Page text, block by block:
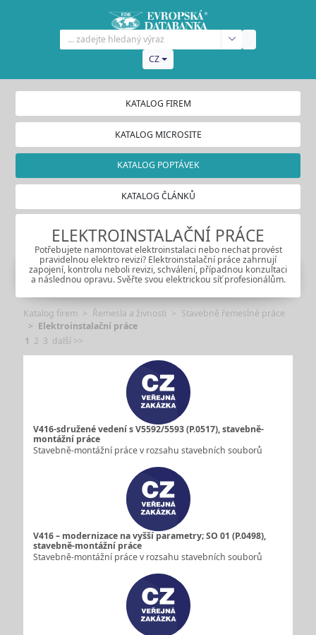
CZ
KATALOG FIREM
KATALOG MICROSITE
KATALOG POPTÁVEK
KATALOG ČLÁNKŮ
ELEKTROINSTALAČNÍ PRÁCE
Potřebujete namontovat elektroinstalaci nebo nechat provést
pravidelnou elektro revizi? Elektroinstalační práce zahrnují
zapojení, kontrolu neboli revizi, schválení, případnou konzultaci
a následnou opravu. Svěřte svou elektrickou síť profesionálům.
Katalog firem Řemesla a živnosti
Stavebně řemeslné práce
Elektroinstalační práce
1 2 3 další >>
V416-sdružené vedení s V5592/5593 (P.0517), stavebně-
montážní práce
Stavebně-montážní práce v rozsahu stavebních souborů
V416 – modernizace na vyšší parametry; SO 01 (P.0498),
stavebně-montážní práce
Stavebně-montážní práce v rozsahu stavebních souborů